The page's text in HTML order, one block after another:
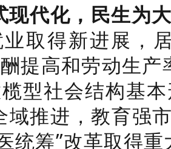
代化，民生为
取得新进展，
提高和劳动生
型社会结构基
域推进，教育强
统筹”改革取得